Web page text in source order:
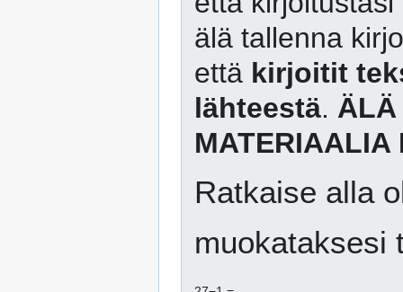
älä tallenna
että kirjoitit
lähteestä. ÄLÄ
MATERIAALIA
Ratkaise alla
muokataksesi